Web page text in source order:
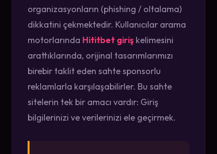
organizasyonların (phishing / oltalama)
dikkatini çekmektedir. Kullanıcılar arama
motorlarında Hititbet giriş kelimesini
arattıklarında, orijinal tasarımlarımızı
birebir taklit eden sahte sponsorlu
reklamlarla karşılaşabilirler. Bu sahte
sitelerin tek bir amacı vardır: Giriş
bilgilerinizi ve verilerinizi ele geçirmek.